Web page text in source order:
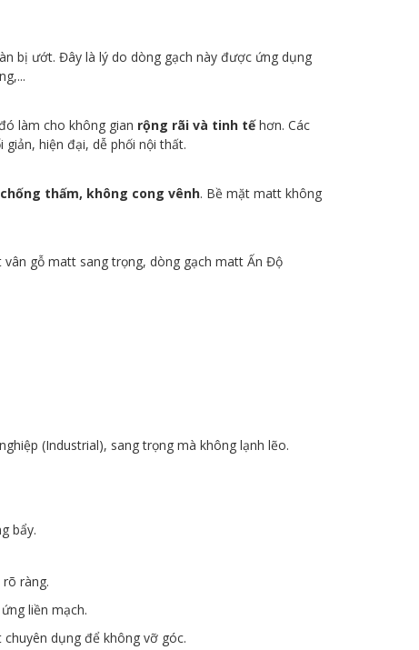
bị ướt. Đây là lý do dòng gạch này được ứng dụng
làm cho không gian rộng rãi và tinh tếhơn. Các
hiện đại, dễ phối nội thất.
thấm, không cong vênh. Bề mặt matt không
gỗ matt sang trọng, dòng gạch matt Ấn Độ
(Industrial), sang trọng mà không lạnh lẽo.
bẩy.
ràng.
liền mạch.
chuyên dụng để không vỡ góc.